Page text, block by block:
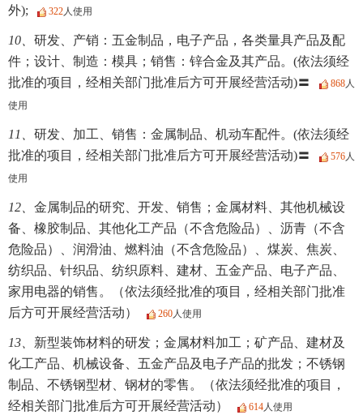
外); 322人使用
10、 研发、产销：五金制品，电子产品，各类量具产品及配
件；设计、制造：模具；销售：锌合金及其产品。(依法须经
批准的项目，经相关部门批准后方可开展经营活动)〓
868人
使用
11、 研发、加工、销售：金属制品、机动车配件。(依法须经
批准的项目，经相关部门批准后方可开展经营活动)〓
576人
使用
12、 金属制品的研究、开发、销售；金属材料、其他机械设
备、橡胶制品、其他化工产品（不含危险品）、沥青（不含
危险品）、润滑油、燃料油（不含危险品）、煤炭、焦炭、
纺织品、针织品、纺织原料、建材、五金产品、电子产品、
家用电器的销售。（依法须经批准的项目，经相关部门批准
后方可开展经营活动）
260人使用
13、 新型装饰材料的研发；金属材料加工；矿产品、建材及
化工产品、机械设备、五金产品及电子产品的批发；不锈钢
制品、不锈钢型材、钢材的零售。（依法须经批准的项目，
经相关部门批准后方可开展经营活动）
614人使用